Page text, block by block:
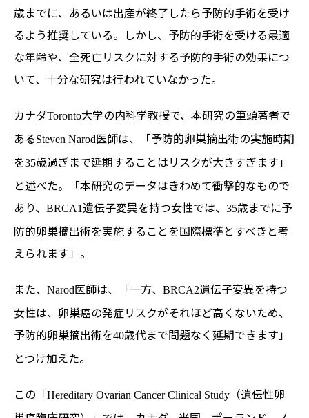
歳までに、あるいは出産が終了したら予防的手術を受け
るよう推奨している。しかし、予防的手術を受ける最適
な年齢や、全死亡リスクに対する予防的手術の効果につ
いて、十分な研究は行われていなかった。
カナダToronto大学の内科学教授で、本研究の筆頭著者で
あるSteven Narod医師は、「予防的卵巣摘出術の実施時期
を35歳過ぎまで延期することはリスクが大きすぎます」
と述べた。「本研究のデータはきわめて衝撃的なもので
あり、 BRCA1遺伝子変異を持つ女性では、 35歳までに予
防的卵巣摘出術を実施することを国際標準とすべきと考
えられます」。
また、 Narod医師は、「一方、 BRCA2遺伝子変異を持つ
女性は、卵巣癌の発症リスクがそれほど高くないため、
予防的卵巣摘出術を40歳代まで問題なく延期できます」
とつけ加えた。
この「Hereditary Ovarian Cancer Clinical Study
（遺伝性卵